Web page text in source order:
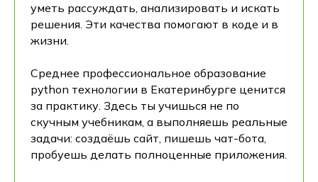
уметь рассуждать, анализировать и искать
решения. Эти качества помогают в коде и в
жизни.
Среднее профессиональное образование
python технологии в Екатеринбурге ценится
за практику. Здесь ты учишься не по
скучным учебникам, а выполняешь реальные
задачи: создаёшь сайт, пишешь чат-бота,
пробуешь делать полноценные приложения.